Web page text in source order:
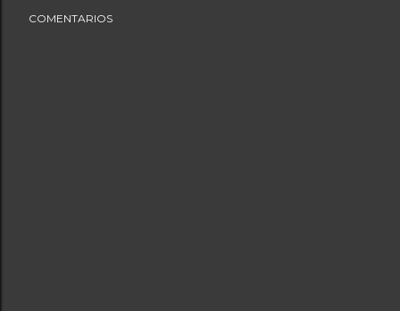
COMENTARIOS